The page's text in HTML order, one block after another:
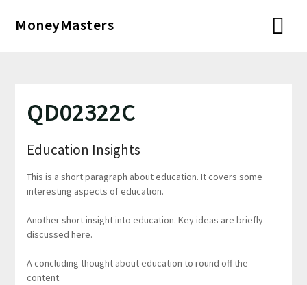
MoneyMasters
QD02322C
Education Insights
This is a short paragraph about education. It covers some
interesting aspects of education.
Another short insight into education. Key ideas are briefly
discussed here.
A concluding thought about education to round off the
content.